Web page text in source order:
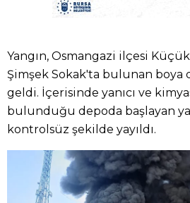
Yangın, Osmangazi ilçesi
Şimşek Sokak'ta bulunan boya
geldi. İçerisinde yanıcı ve
bulunduğu depoda başlayan
kontrolsüz şekilde yayıldı.